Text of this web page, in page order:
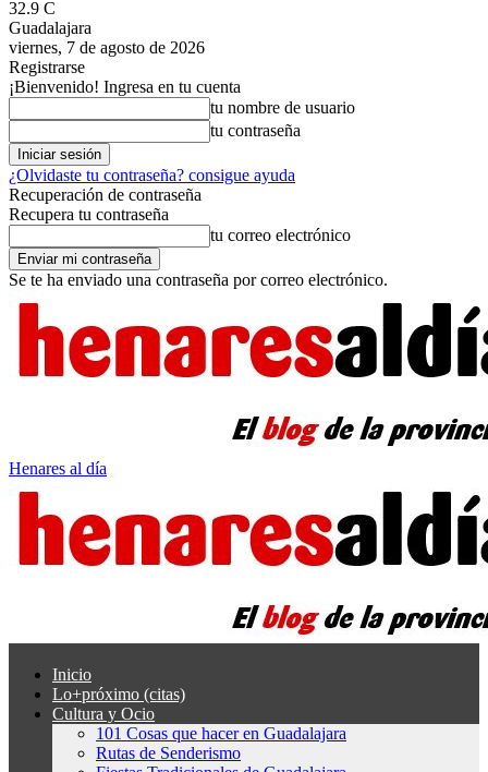
32.9 C
Guadalajara
viernes, 7 de agosto de 2026
Registrarse
¡Bienvenido! Ingresa en tu cuenta
tu nombre de usuario
tu contraseña
¿Olvidaste tu contraseña? consigue ayuda
Recuperación de contraseña
Recupera tu contraseña
tu correo electrónico
Se te ha enviado una contraseña por correo electrónico.
Henares al día
Inicio
Lo+próximo (citas)
Cultura y Ocio
101 Cosas que hacer en Guadalajara
Rutas de Senderismo